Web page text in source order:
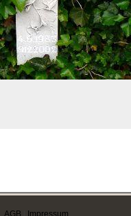
AGB Impressum